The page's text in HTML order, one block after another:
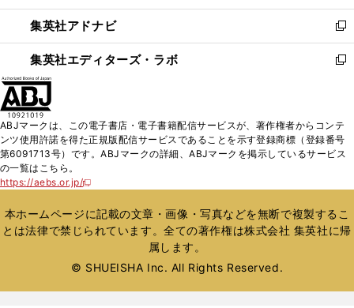
開
く
ウ
で
開
く
ン
ド
ウ
で
ウ
ィ
ン
ド
く
集英社アドナビ
新
し
い
ド
ウ
で
集英社エディターズ・ラボ
新
ィ
ン
ド
開
く
ABJマークは、この電子書店・電子書籍配信サービスが、著作権者からコンテ
ンツ使用許諾を得た正規版配信サービスであることを示す登録商標（登録番号
第6091713号）です。ABJマークの詳細、ABJマークを掲示しているサービス
の一覧はこちら。
https://aebs.or.jp/
新
い
ウ
ィ
ウ
本ホームページに記載の文章・画像・写真などを無断で複製するこ
とは法律で禁じられています。全ての著作権は株式会社 集英社に帰
属します。
© SHUEISHA Inc. All Rights Reserved.